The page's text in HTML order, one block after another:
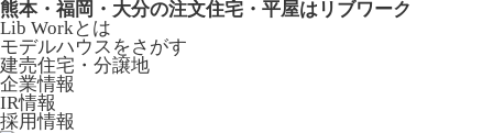
熊本・福岡・大分の注文住宅・平屋はリブワーク
Lib Workとは
モデルハウスをさがす
建売住宅・分譲地
企業情報
IR情報
採用情報